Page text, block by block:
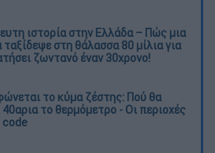
ιστορία στην Ελλάδα – Πώς μια
στη θάλασσα 80 μίλια για
ζωντανό έναν 30χρονο!
το κύμα ζέστης: Πού θα
40αρια το θερμόμετρο - Οι περιοχές
code